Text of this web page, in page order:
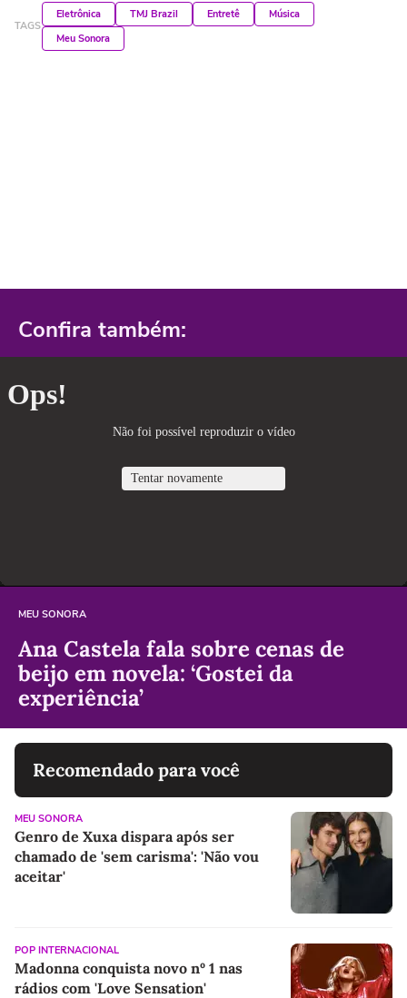
TAGS
Eletrônica TMJ Brazil Entretê
Música
Meu Sonora
Confira também:
MEU SONORA
Ana Castela fala sobre cenas de
beijo em novela: ‘Gostei da
experiência’
Recomendado para você
MEU SONORA
Genro de Xuxa dispara após ser
chamado de 'sem carisma': 'Não vou
aceitar'
POP INTERNACIONAL
Madonna conquista novo nº 1 nas
rádios com 'Love Sensation'